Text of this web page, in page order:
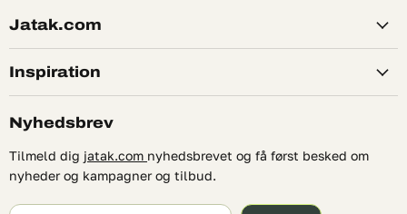
Jatak.com
Inspiration
Nyhedsbrev
Tilmeld dig jatak.com nyhedsbrevet og få først besked om
nyheder og kampagner og tilbud.